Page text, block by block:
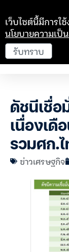
ดัชนีเชื่อ
เนื่องเดื
รวมศก.
ข่าวเศรษฐกิจ
เว็บไซต์นี้มีการใ
นโยบายความเป็
รับทราบ